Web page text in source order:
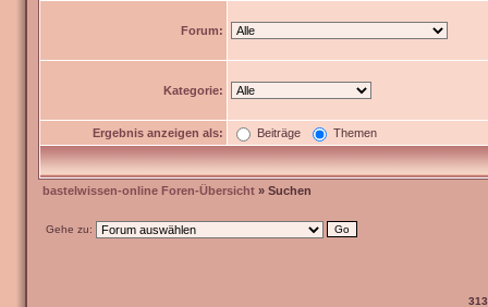
Forum:
Kategorie:
Ergebnis anzeigen als: Beiträge Themen
bastelwissen-online Foren-Übersicht » Suchen
Gehe zu: